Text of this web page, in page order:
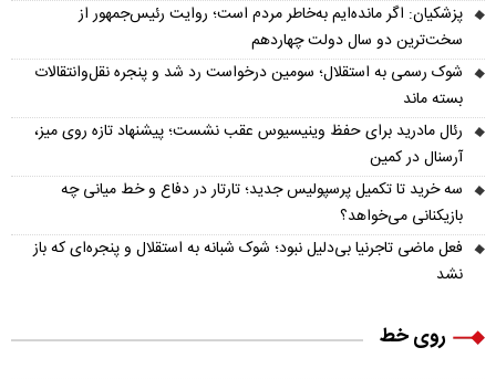
پزشکیان: اگر مانده‌ایم به‌خاطر مردم است؛ روایت رئیس‌جمهور از
سخت‌ترین دو سال دولت چهاردهم
شوک رسمی به استقلال؛ سومین درخواست رد شد و پنجره نقل‌وانتقالات
بسته ماند
رئال مادرید برای حفظ وینیسیوس عقب نشست؛ پیشنهاد تازه روی میز،
آرسنال در کمین
سه خرید تا تکمیل پرسپولیس جدید؛ تارتار در دفاع و خط میانی چه
بازیکنانی می‌خواهد؟
فعل ماضی تاجرنیا بی‌دلیل نبود؛ شوک شبانه به استقلال و پنجره‌ای که باز
نشد
روی خط